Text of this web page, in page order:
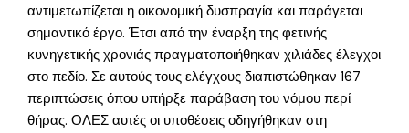
αντιμετωπίζεται η οικονομική δυσπραγία και παράγεται
σημαντικό έργο. Έτσι από την έναρξη της φετινής
κυνηγετικής χρονιάς πραγματοποιήθηκαν χιλιάδες έλεγχοι
στο πεδίο. Σε αυτούς τους ελέγχους διαπιστώθηκαν 167
περιπτώσεις όπου υπήρξε παράβαση του νόμου περί
θήρας. ΟΛΕΣ αυτές οι υποθέσεις οδηγήθηκαν στη